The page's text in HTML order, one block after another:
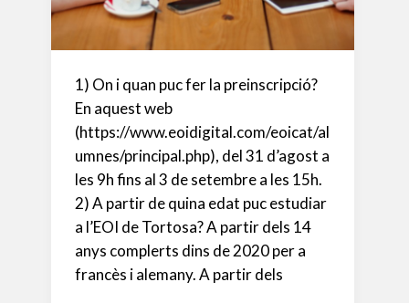
1) On i quan puc fer la preinscripció?
En aquest web
(https://www.eoidigital.com/eoicat/al
umnes/principal.php), del 31 d’agost a
les 9h fins al 3 de setembre a les 15h.
2) A partir de quina edat puc estudiar
a l’EOI de Tortosa? A partir dels 14
anys complerts dins de 2020 per a
francès i alemany. A partir dels